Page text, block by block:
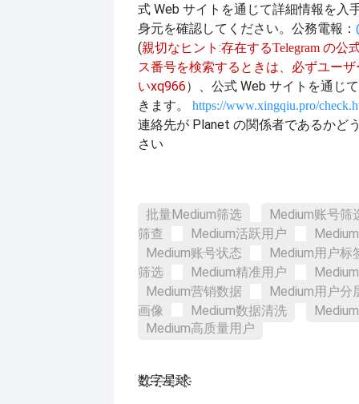
式 Web サイトを通じて詳細情報を入
身元を確認してください。公務電報：
(親切なヒント:存在するTelegram の公
ス番号を検索するときは、必ずユー
いxq966）、公式 Web サイトを通じ
きます。
https://www.xingqiu.pro/
連絡先が Planet の関係者であるかど
さい
批量Medium筛选
Medium账号筛
筛查
Medium活跃用户
Medium账号状态
Medium用户标
筛选
Medium精准用户
Medium营销数据
Medium用户分
画像
Medium数据清洗
Medium高质量用户
数҈字҈星҈球҈͏